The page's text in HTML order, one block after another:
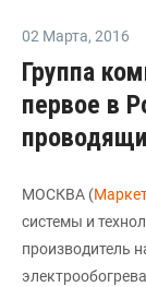
02 Марта, 2016
Группа
первое в
МОСКВА (
системы и
производитель